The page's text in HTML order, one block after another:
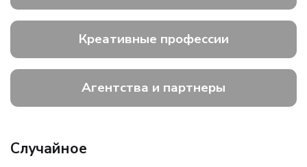
Креативные профессии
Агентства и партнеры
Случайное